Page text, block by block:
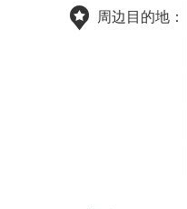
周边目的地：